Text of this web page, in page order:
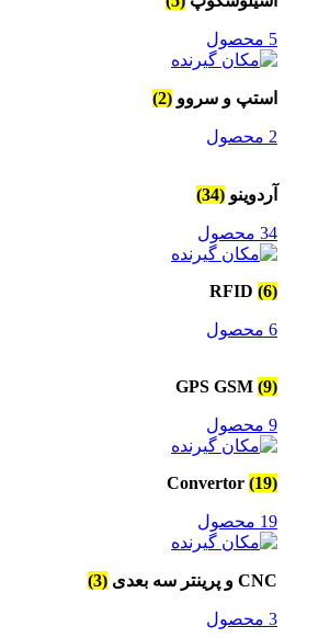
5 محصول
استپ و سروو (2)
2 محصول
آردوینو (34)
34 محصول
RFID (6)
6 محصول
GPS GSM (9)
9 محصول
Convertor (19)
19 محصول
CNC و پرینتر سه بعدی (3)
3 محصول